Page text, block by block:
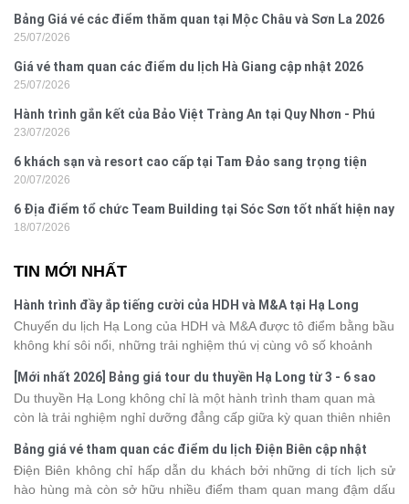
Bảng Giá vé các điểm thăm quan tại Mộc Châu và Sơn La 2026
25/07/2026
Giá vé tham quan các điểm du lịch Hà Giang cập nhật 2026
25/07/2026
Hành trình gắn kết của Bảo Việt Tràng An tại Quy Nhơn - Phú
Yên
23/07/2026
6 khách sạn và resort cao cấp tại Tam Đảo sang trọng tiện
nghi
20/07/2026
6 Địa điểm tổ chức Team Building tại Sóc Sơn tốt nhất hiện nay
18/07/2026
TIN MỚI NHẤT
Hành trình đầy ắp tiếng cười của HDH và M&A tại Hạ Long
Chuyến du lịch Hạ Long của HDH và M&A được tô điểm bằng bầu
không khí sôi nổi, những trải nghiệm thú vị cùng vô số khoảnh
phút giây đồng hành bên nhau, tất cả đã tạo nên một chuyến đi
tràn đầy cảm xúc và dấu ấn khó quên.
[Mới nhất 2026] Bảng giá tour du thuyền Hạ Long từ 3 - 6 sao
Du thuyền Hạ Long không chỉ là một hành trình tham quan mà
còn là trải nghiệm nghỉ dưỡng đẳng cấp giữa kỳ quan thiên nhiên
khác nhau, khiến nhiều du khách băn khoăn khi lựa chọn. Bài viết
dưới đây sẽ cập nhật bảng giá tour du thuyền Hạ Long mới nhất
2026 từ 3 - 6 sao, giúp bạn dễ dàng so sánh và tìm được hành
Bảng giá vé tham quan các điểm du lịch Điện Biên cập nhật
2026
Điện Biên không chỉ hấp dẫn du khách bởi những di tích lịch sử
hào hùng mà còn sở hữu nhiều điểm tham quan mang đậm dấu